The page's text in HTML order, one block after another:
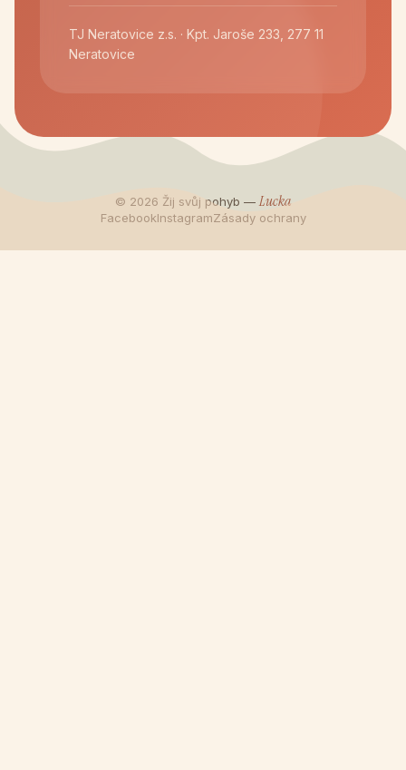
TJ Neratovice z.s. · Kpt. Jaroše 233, 277 11
Neratovice
© 2026 Žij svůj pohyb —Lucka
FacebookInstagramZásady ochrany